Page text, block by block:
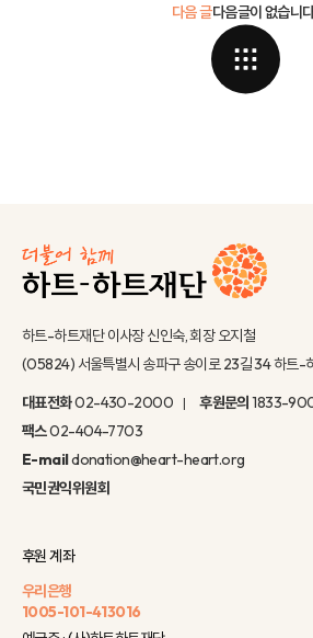
다음글이 없습니
다음 글
하트-하트재단 이사장 신인숙, 회장 오지철
(05824) 서울특별시 송파구 송이로 23길 34 하트-
대표전화02-430-2000 후원문의1833-
팩스02-404-7703
E-maildonation@heart-heart.org
국민권익위원회
후원 계좌
우리은행
1005-101-413016